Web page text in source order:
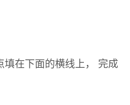
填在下面的横线上， 完成